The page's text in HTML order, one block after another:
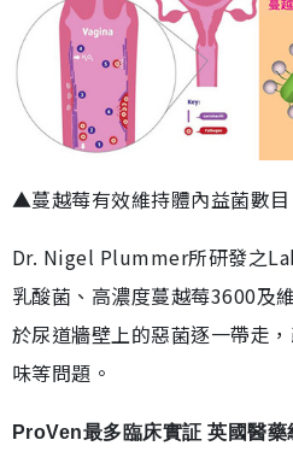
▲蔓越莓有效維持體內益菌數
Dr. Nigel Plummer所研發之
乳酸菌、高濃度蔓越莓3600及
於尿道牆壁上的惡菌逐一帶走
味等問題。
ProVen最多臨床實証 英國醫藥